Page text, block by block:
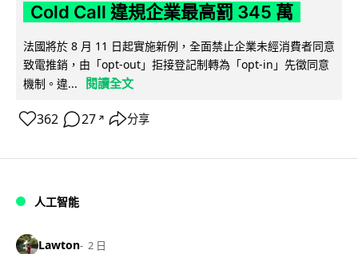
Cold Call 違規企業最高罰 345 萬
法國將於 8 月 11 日起實施新例，全面禁止企業未經消費者同意
致電推銷，由「opt-out」拒接登記制轉為「opt-in」先徵同意
機制。違...
閱讀全文
362 27 ↗ 分享
人工智能
Lawton 2 日